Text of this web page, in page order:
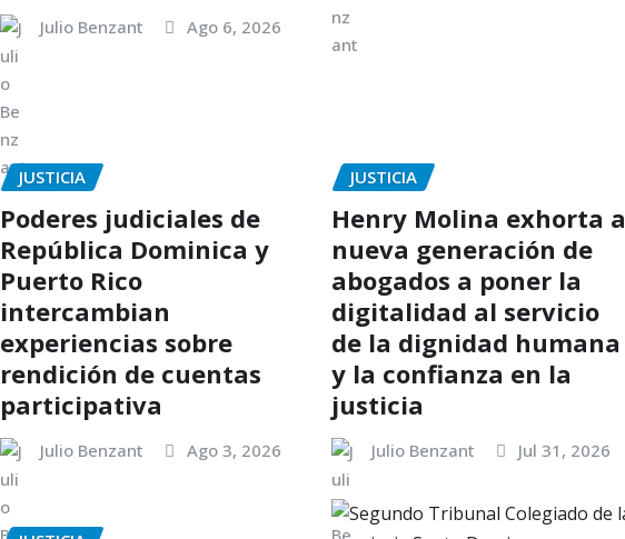
Julio Benzant Ago 6, 2026
JUSTICIA
Poderes judiciales de
República Dominica y
Puerto Rico
intercambian
experiencias sobre
rendición de cuentas
participativa
Julio Benzant Ago 3, 2026
JUSTICIA
Henry Molina exhorta a
nueva generación de
abogados a poner la
digitalidad al servicio
de la dignidad humana
y la confianza en la
justicia
Julio Benzant Jul 31, 2026